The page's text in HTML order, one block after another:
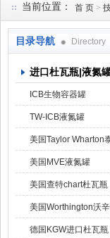
上海京工实业有限公司
当前位置： 首 页 >
目录导航 Directory
进口杜瓦瓶|液氮
ICB生物容器罐
TW-ICB液氮罐
美国Taylor Wharton
氮罐
美国MVE液氮罐
美国查特chart杜瓦瓶
美国Worthington沃
德国KGW进口杜瓦瓶